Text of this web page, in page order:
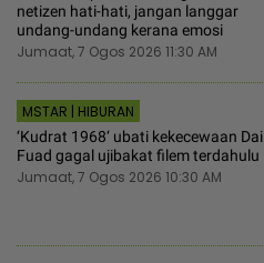
netizen hati-hati, jangan langgar
undang-undang kerana emosi
Jumaat, 7 Ogos 2026 11:30 AM
MSTAR | HIBURAN
‘Kudrat 1968‘ ubati kekecewaan Dai
Fuad gagal ujibakat filem terdahulu
Jumaat, 7 Ogos 2026 10:30 AM